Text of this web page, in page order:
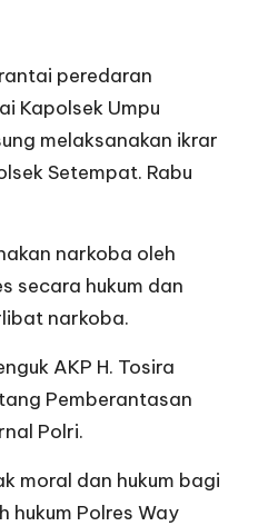
peredaran
Kapolsek Umpu
melaksanakan ikrar
Setempat. Rabu
narkoba oleh
secara hukum dan
narkoba.
AKP H. Tosira
Pemberantasan
Polri.
moral dan hukum bagi
Polres Way